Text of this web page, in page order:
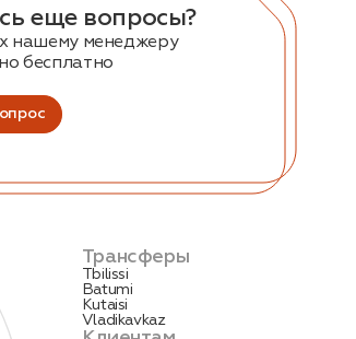
еще вопросы?
нашему менеджеру
бесплатно
Трансферы
Tbilissi
Batumi
Kutaisi
Vladikavkaz